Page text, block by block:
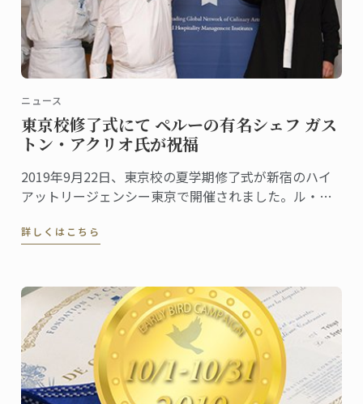
ニュース
東京校修了式にて ペルーの有名シェフ ガス
トン・アクリオ氏が祝福
2019年9月22日、東京校の夏学期修了式が新宿のハイ
アットリージェンシー東京で開催されました。ル・コ
フのガストン・アクリオ氏からいただいたお祝いのス
詳しくはこちら